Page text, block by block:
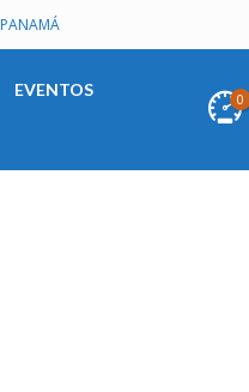
PANAMÁ
0
EVENTOS